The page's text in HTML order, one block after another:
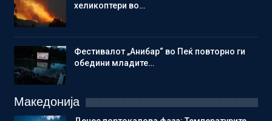
хеликоптери во…
Фестивалот „Анибар“ во Пеќ повторно ги
обедини младите…
Македонија